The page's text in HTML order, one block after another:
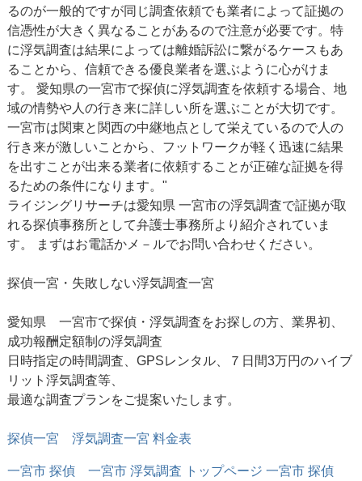
るのが一般的ですが同じ調査依頼でも業者によって証拠の
信憑性が大きく異なることがあるので注意が必要です。特
に浮気調査は結果によっては離婚訴訟に繋がるケースもあ
ることから、信頼できる優良業者を選ぶように心がけま
す。 愛知県の一宮市で探偵に浮気調査を依頼する場合、地
域の情勢や人の行き来に詳しい所を選ぶことが大切です。
一宮市は関東と関西の中継地点として栄えているので人の
行き来が激しいことから、フットワークが軽く迅速に結果
を出すことが出来る業者に依頼することが正確な証拠を得
るための条件になります。"
ライジングリサーチは愛知県 一宮市の浮気調査で証拠が取
れる探偵事務所として弁護士事務所より紹介されていま
す。 まずはお電話かメ－ルでお問い合わせください。
探偵一宮・失敗しない浮気調査一宮
愛知県 一宮市で探偵・浮気調査をお探しの方、業界初、
成功報酬定額制の浮気調査
日時指定の時間調査、GPSレンタル、７日間3万円のハイブ
リット浮気調査等、
最適な調査プランをご提案いたします。
探偵一宮 浮気調査一宮 料金表
一宮市 探偵 一宮市 浮気調査 トップページ 一宮市 探偵